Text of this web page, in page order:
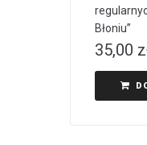
Błoniu”
35,00